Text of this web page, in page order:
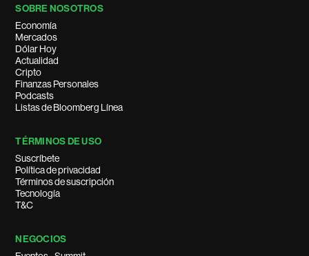
SOBRE NOSOTROS
Economía
Mercados
Dólar Hoy
Actualidad
Cripto
Finanzas Personales
Podcasts
Listas de Bloomberg Línea
TÉRMINOS DE USO
Suscríbete
Política de privacidad
Términos de suscripción
Tecnología
T&C
NEGOCIOS